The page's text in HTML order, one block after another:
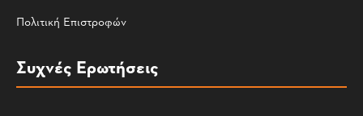
Πολιτική Επιστροφών
Συχνές Ερωτήσεις